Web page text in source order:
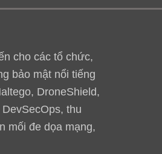
cho các tổ chức,
bảo mật nổi tiếng
DroneShield,
thu
mối đe dọa mạng,